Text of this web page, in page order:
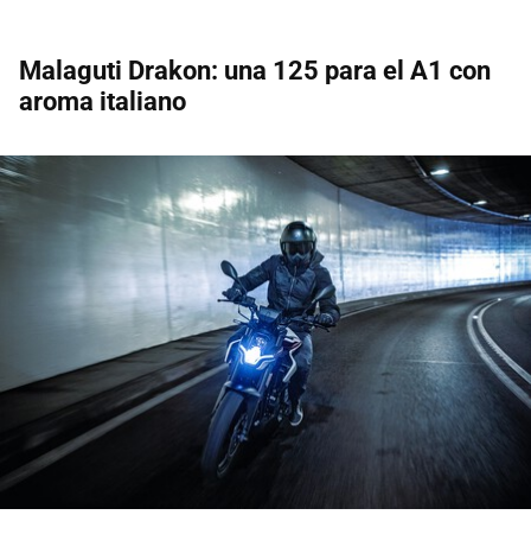
Malaguti Drakon: una 125 para el A1 con
aroma italiano